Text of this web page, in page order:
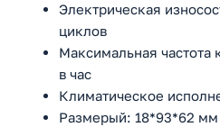
Электрическая
циклов
Максимальная
в час
Климатическое
Размерый: 18*93*62 мм